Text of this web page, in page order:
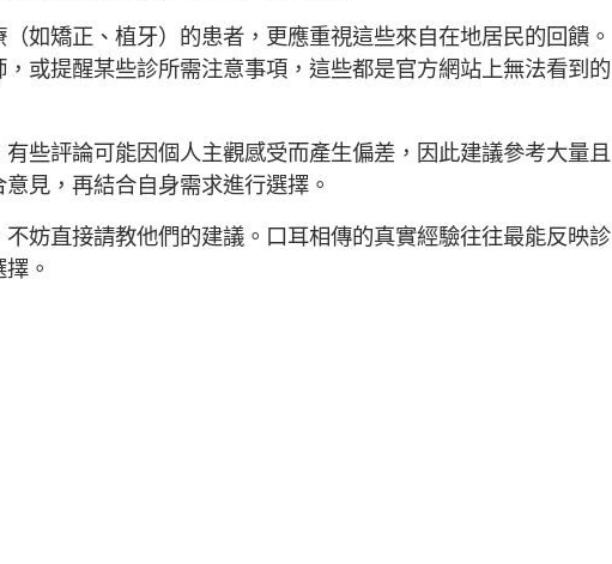
如矯正、植牙）的患者，更應重視這些來自在地居民的回饋。
或提醒某些診所需注意事項，這些都是官方網站上無法看到的
些評論可能因個人主觀感受而產生偏差，因此建議參考大量且
見，再結合自身需求進行選擇。
妨直接請教他們的建議。口耳相傳的真實經驗往往最能反映診
。